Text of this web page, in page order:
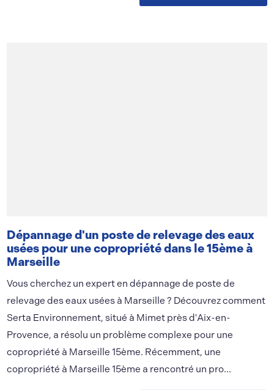
Dépannage d'un poste de relevage des eaux
usées pour une copropriété dans le 15ème à
Marseille
Vous cherchez un expert en dépannage de poste de
relevage des eaux usées à Marseille ? Découvrez comment
Serta Environnement, situé à Mimet près d'Aix-en-
Provence, a résolu un problème complexe pour une
copropriété à Marseille 15ème. Récemment, une
copropriété à Marseille 15ème a rencontré un pro...